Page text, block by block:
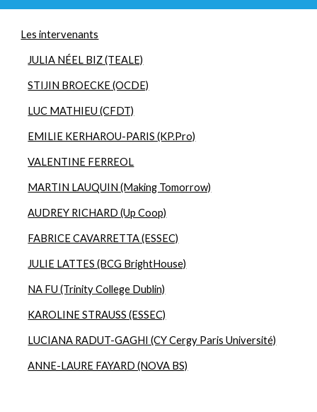
Les intervenants
JULIA NÉEL BIZ (TEALE)
STIJIN BROECKE (OCDE)
LUC MATHIEU (CFDT)
EMILIE KERHAROU-PARIS (KP.Pro)
VALENTINE FERREOL
MARTIN LAUQUIN (Making Tomorrow)
AUDREY RICHARD (Up Coop)
FABRICE CAVARRETTA (ESSEC)
JULIE LATTES (BCG BrightHouse)
NA FU (Trinity College Dublin)
KAROLINE STRAUSS (ESSEC)
LUCIANA RADUT-GAGHI (CY Cergy Paris Université)
ANNE-LAURE FAYARD (NOVA BS)